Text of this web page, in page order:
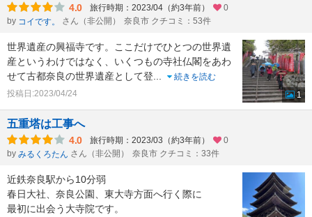
4.0 旅行時期：2023/04（約3年前）
0
by コイです。 さん（非公開） 奈良市 クチコミ：53件
世界遺産の興福寺です。ここだけでひとつの世界遺
産というわけではなく、いくつもの寺社仏閣をあわ
せて古都奈良の世界遺産として登
続きを読む
投稿日:2023/04/24
1
五重塔は工事へ
4.0 旅行時期：2023/03（約3年前）
0
by みるくろたん さん（非公開） 奈良市 クチコミ：33件
近鉄奈良駅から10分弱
春日大社、奈良公園、東大寺方面へ行く際に
最初に出会う大寺院です。